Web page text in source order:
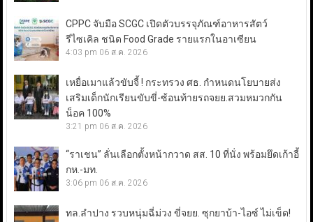
CPPC จับมือ SCGC เปิดตัวบรรจุภัณฑ์อาหารสัตว์
รีไซเคิล ชนิด Food Grade รายแรกในอาเซียน
4:03 pm 06 ส.ค. 2026
เหยื่อเมาแล้วขับจี้ ! กระทรวง ศธ. กำหนดนโยบายส่ง
เสริมเด็กนักเรียนขับขี่-ซ้อนท้ายรถจยย.สวมหมวกกัน
น็อค 100%
3:21 pm 06 ส.ค. 2026
“ราเชน” ลั่นเลือกตั้งหน้ากวาด สส. 10 ที่นั่ง พร้อมยึดเก้าอี้
กห.-มท.
3:06 pm 06 ส.ค. 2026
ทล.ลำปาง รวบหนุ่มฉี่ม่วง ขี่จยย. ซุกยาบ้า-ไอซ์ ไม่เข็ด!